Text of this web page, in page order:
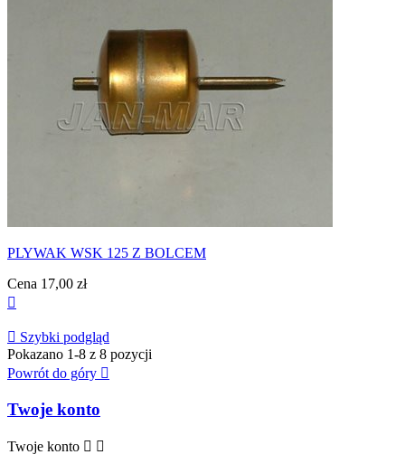
PLYWAK WSK 125 Z BOLCEM
Cena 17,00 zł

 Szybki podgląd
Pokazano 1-8 z 8 pozycji
Powrót do góry 
Twoje konto
Twoje konto  